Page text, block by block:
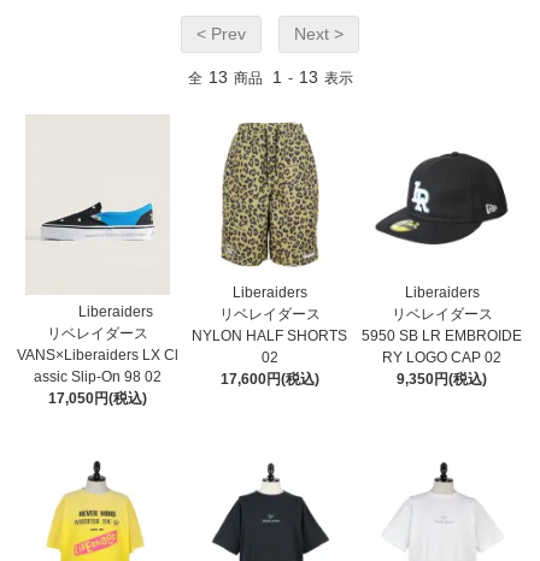
< Prev Next >
全 13 商品 1 - 13 表示
Liberaiders
リベレイダース
VANS×Liberaiders LX Cl
assic Slip-On 98 02
17,050円(税込)
Liberaiders
リベレイダース
NYLON HALF SHORTS
02
17,600円(税込)
Liberaiders
リベレイダース
5950 SB LR EMBROIDE
RY LOGO CAP 02
9,350円(税込)